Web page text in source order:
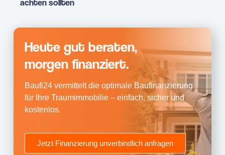
Heute gut beraten,
morgen finanziert.
Baufi24 vermittelt die optimale Baufinanzierung
für Ihre Traumimmobilie – einfach, sicher und
kostenlos.
Jetzt Finanzierung unverbindlich anfragen